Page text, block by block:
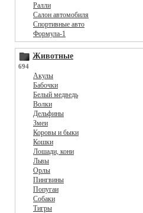
Ралли
Салон автомобиля
Спортивные авто
Формула-1
Животные
694
Акулы
Бабочки
Белый медведь
Волки
Дельфины
Змеи
Коровы и быки
Кошки
Лошади, кони
Львы
Орлы
Пингвины
Попугаи
Собаки
Тигры